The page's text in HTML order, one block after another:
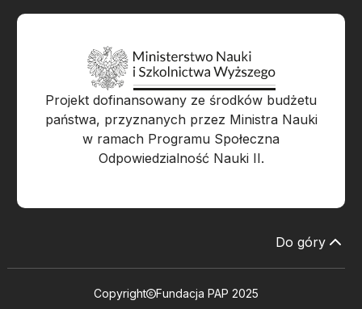
Projekt dofinansowany ze środków budżetu
państwa, przyznanych przez Ministra Nauki
w ramach Programu Społeczna
Odpowiedzialność Nauki II.
Do góry
Copyright Fundacja PAP 2025